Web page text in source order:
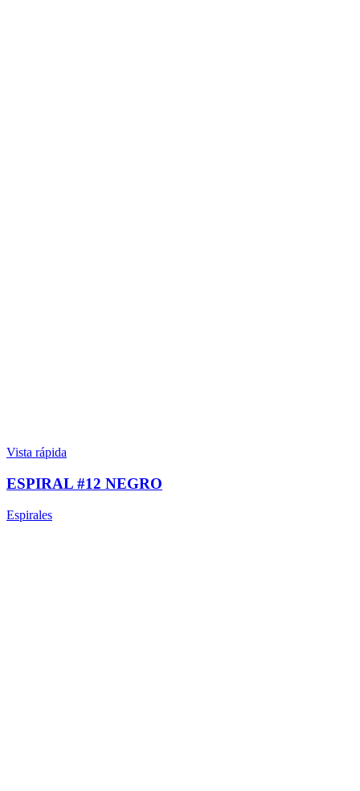
Vista rápida
ESPIRAL #12 NEGRO
Espirales